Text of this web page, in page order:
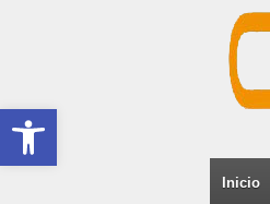
Inicio
Abrir barra de herramientas